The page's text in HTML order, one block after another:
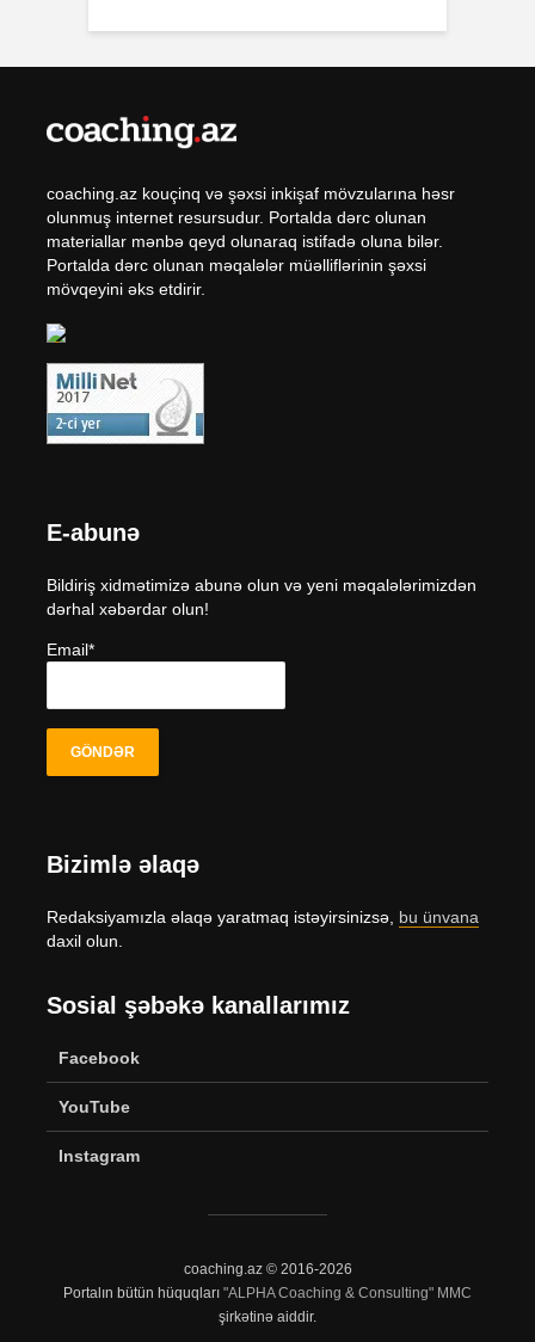
coaching.az kouçinq və şəxsi inkişaf mövzularına həsr
olunmuş internet resursudur. Portalda dərc olunan
materiallar mənbə qeyd olunaraq istifadə oluna bilər.
Portalda dərc olunan məqalələr müəlliflərinin şəxsi
mövqeyini əks etdirir.
E-abunə
Bildiriş xidmətimizə abunə olun və yeni məqalələrimizdən
dərhal xəbərdar olun!
Email*
Bizimlə əlaqə
Redaksiyamızla əlaqə yaratmaq istəyirsinizsə, bu ünvana
daxil olun.
Sosial şəbəkə kanallarımız
Facebook
YouTube
Instagram
coaching.az © 2016-2026
Portalın bütün hüquqları "ALPHA Coaching & Consulting" MMC
şirkətinə aiddir.